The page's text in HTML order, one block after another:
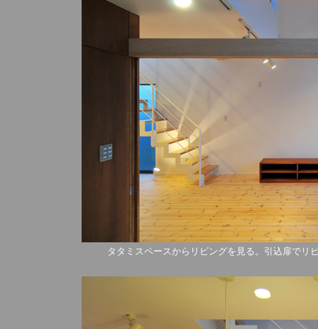
タタミスペースからリビングを見る。引込扉でリ